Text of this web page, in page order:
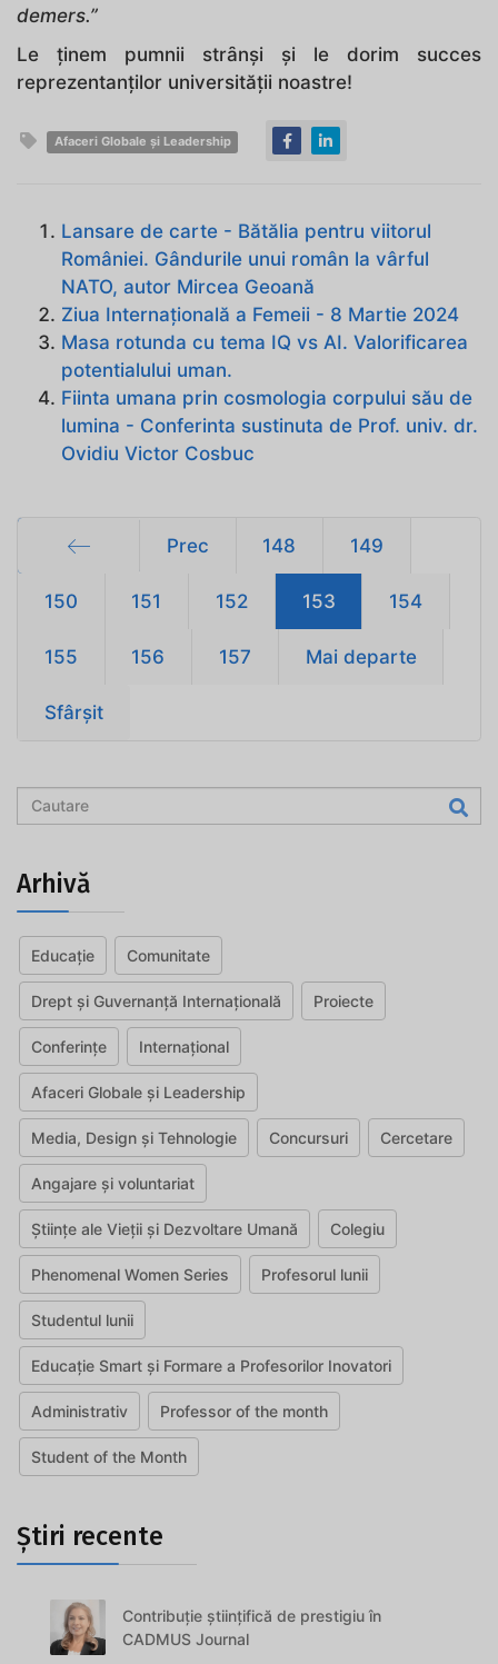
demers.”
Le ținem pumnii strȃnși și le dorim succes
reprezentanților universității noastre!
Afaceri Globale și Leadership
Lansare de carte - Bătălia pentru viitorul
României. Gândurile unui român la vârful
NATO, autor Mircea Geoană
Ziua Internațională a Femeii - 8 Martie 2024
Masa rotunda cu tema IQ vs AI. Valorificarea
potentialului uman.
Fiinta umana prin cosmologia corpului său de
lumina - Conferinta sustinuta de Prof. univ. dr.
Ovidiu Victor Cosbuc
Start
Prec 148 149
150 151 152 153 154
155 156 157 Mai departe
Sfârșit
Arhivă
Educație Comunitate
Drept și Guvernanță Internațională Proiecte
Conferințe Internațional
Afaceri Globale și Leadership
Media, Design și Tehnologie Concursuri Cercetare
Angajare și voluntariat
Științe ale Vieții și Dezvoltare Umană Colegiu
Phenomenal Women Series Profesorul lunii
Studentul lunii
Educație Smart și Formare a Profesorilor Inovatori
Administrativ Professor of the month
Student of the Month
Știri recente
Contribuție științifică de prestigiu în
CADMUS Journal